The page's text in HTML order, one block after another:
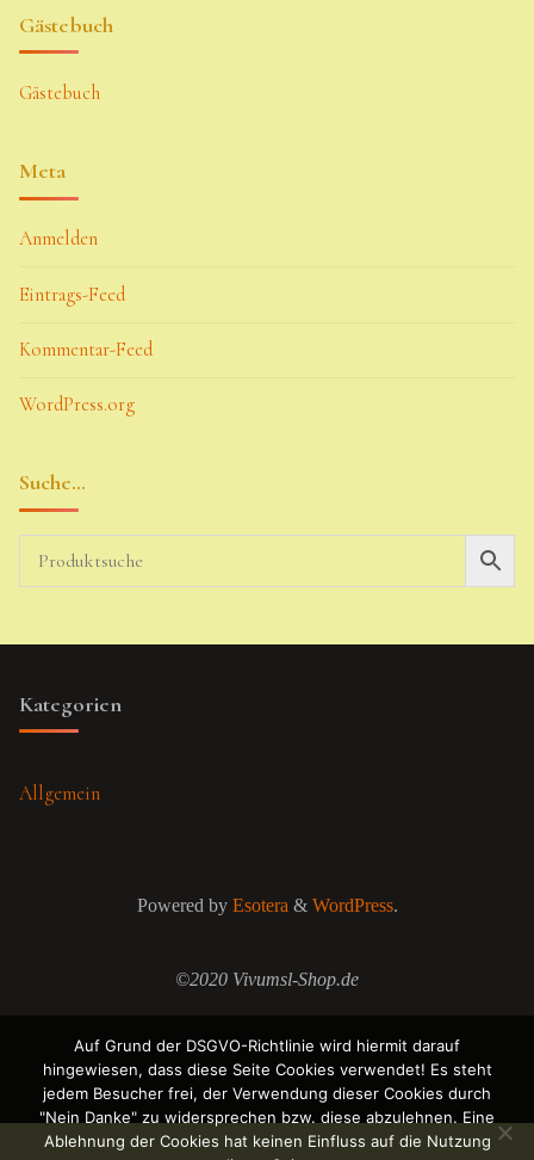
Gästebuch
Gästebuch
Meta
Anmelden
Eintrags-Feed
Kommentar-Feed
WordPress.org
Suche…
Kategorien
Allgemein
Powered byEsotera& WordPress.
©2020 Vivumsl-Shop.de
Auf Grund der DSGVO-Richtlinie wird hiermit darauf
hingewiesen, dass diese Seite Cookies verwendet! Es steht
jedem Besucher frei, der Verwendung dieser Cookies durch
"Nein Danke" zu widersprechen bzw. diese abzulehnen. Eine
Ablehnung der Cookies hat keinen Einfluss auf die Nutzung